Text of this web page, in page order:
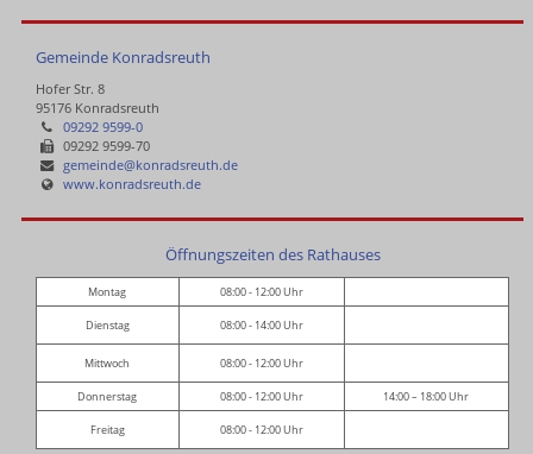
Gemeinde Konradsreuth
Hofer Str. 8
95176 Konradsreuth
09292 9599-0
09292 9599-70
gemeinde@konradsreuth.de
www.konradsreuth.de
Öffnungszeiten des Rathauses
Montag 08:00 - 12:00 Uhr
Dienstag 08:00 - 14:00 Uhr
Mittwoch 08:00 - 12:00 Uhr
Donnerstag 08:00 - 12:00 Uhr 14:00 – 18:00 Uhr
Freitag 08:00 - 12:00 Uhr